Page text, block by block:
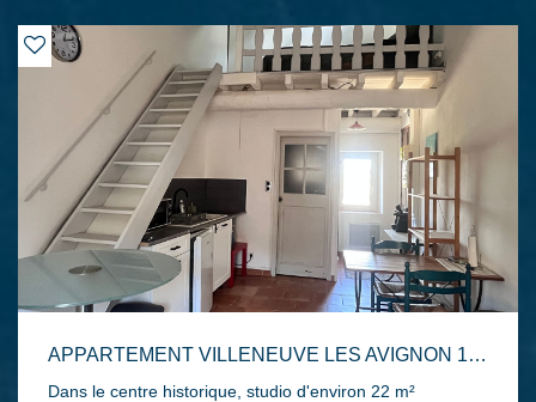
APPARTEMENT VILLENEUVE LES AVIGNON 1 PIÈCE(S) 22 M2
Dans le centre historique, studio d'environ 22 m²